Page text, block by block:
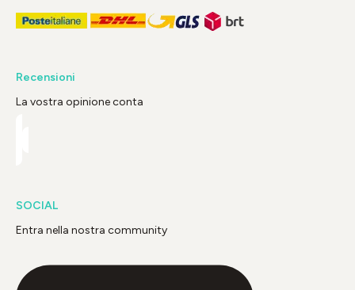
Recensioni
La vostra opinione conta
SOCIAL
Entra nella nostra community